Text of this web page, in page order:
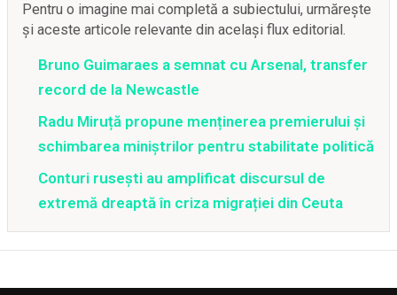
Pentru o imagine mai completă a subiectului, urmărește
și aceste articole relevante din același flux editorial.
Bruno Guimaraes a semnat cu Arsenal, transfer
record de la Newcastle
Radu Miruță propune menținerea premierului și
schimbarea miniștrilor pentru stabilitate politică
Conturi rusești au amplificat discursul de
extremă dreaptă în criza migrației din Ceuta